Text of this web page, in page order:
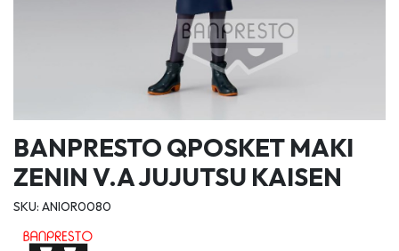
BANPRESTO QPOSKET MAKI
ZENIN V.A JUJUTSU KAISEN
SKU: ANIOR0080